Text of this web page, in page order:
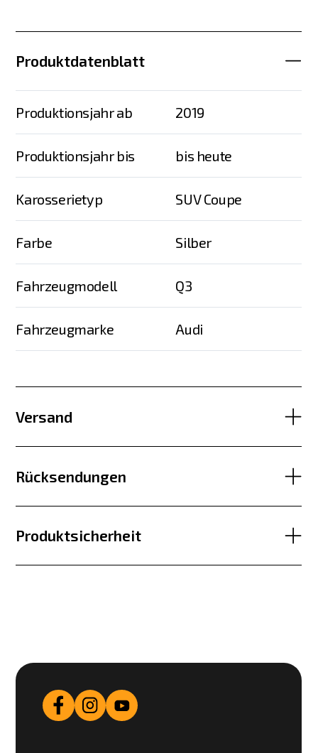
Produktdatenblatt
Produktionsjahr ab 2019
Produktionsjahr bis bis heute
Karosserietyp SUV Coupe
Farbe Silber
Fahrzeugmodell Q3
Fahrzeugmarke Audi
Versand
Rücksendungen
Produktsicherheit